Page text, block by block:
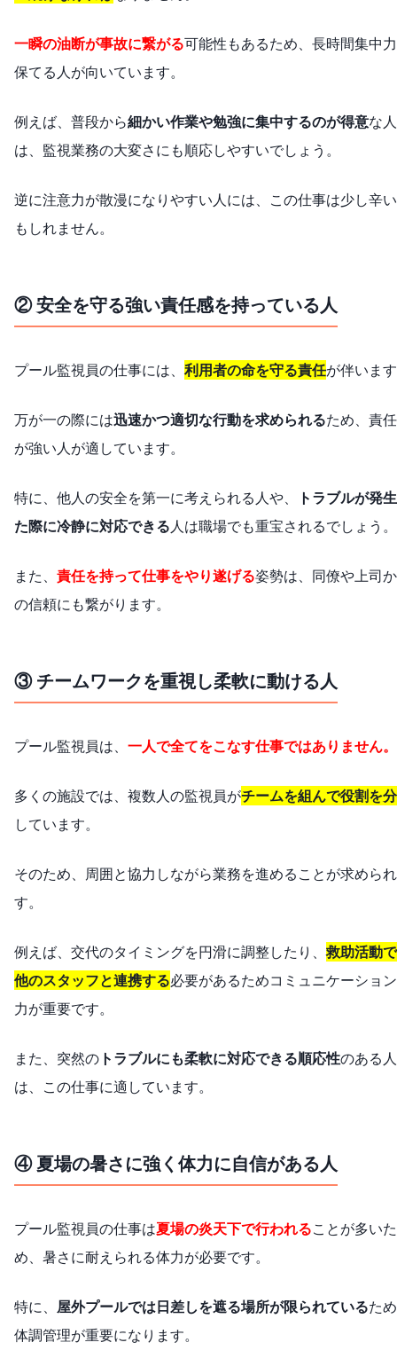
一瞬の油断が事故に繋がる可能性もあるため、長時間集中
保てる人が向いています。
例えば、普段から細かい作業や勉強に集中するのが得意な人
は、監視業務の大変さにも順応しやすいでしょう。
逆に注意力が散漫になりやすい人には、この仕事は少し辛
もしれません。
② 安全を守る強い責任感を持っている人
プール監視員の仕事には、 利用者の命を守る責任が伴いま
万が一の際には迅速かつ適切な行動を求められるため、責
が強い人が適しています。
特に、他人の安全を第一に考えられる人や、
トラブルが発
た際に冷静に対応できる人は職場でも重宝されるでしょう。
また、 責任を持って仕事をやり遂げる姿勢は、同僚や上司
の信頼にも繋がります。
③ チームワークを重視し柔軟に動ける人
プール監視員は、 一人で全てをこなす仕事ではありません。
多くの施設では、複数人の監視員がチームを組んで役割を
しています。
そのため、周囲と協力しながら業務を進めることが求めら
す。
例えば、交代のタイミングを円滑に調整したり、救助活動
他のスタッフと連携する必要があるためコミュニケーショ
力が重要です。
また、突然の トラブルにも柔軟に対応できる順応性のある人
は、この仕事に適しています。
④ 夏場の暑さに強く体力に自信がある人
プール監視員の仕事は夏場の炎天下で行われることが多いた
め、暑さに耐えられる体力が必要です。
特に、 屋外プールでは日差しを遮る場所が限られているた
体調管理が重要になります。